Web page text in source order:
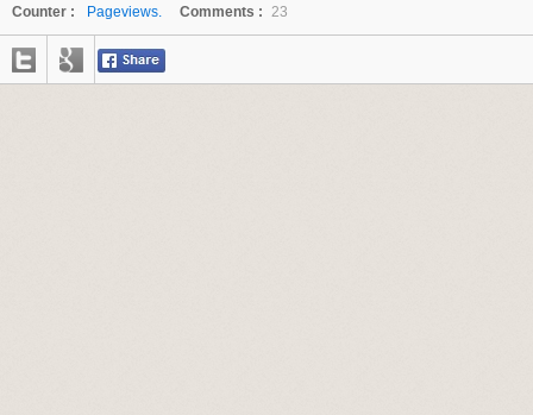
Counter :
Pageviews. Comments : 23